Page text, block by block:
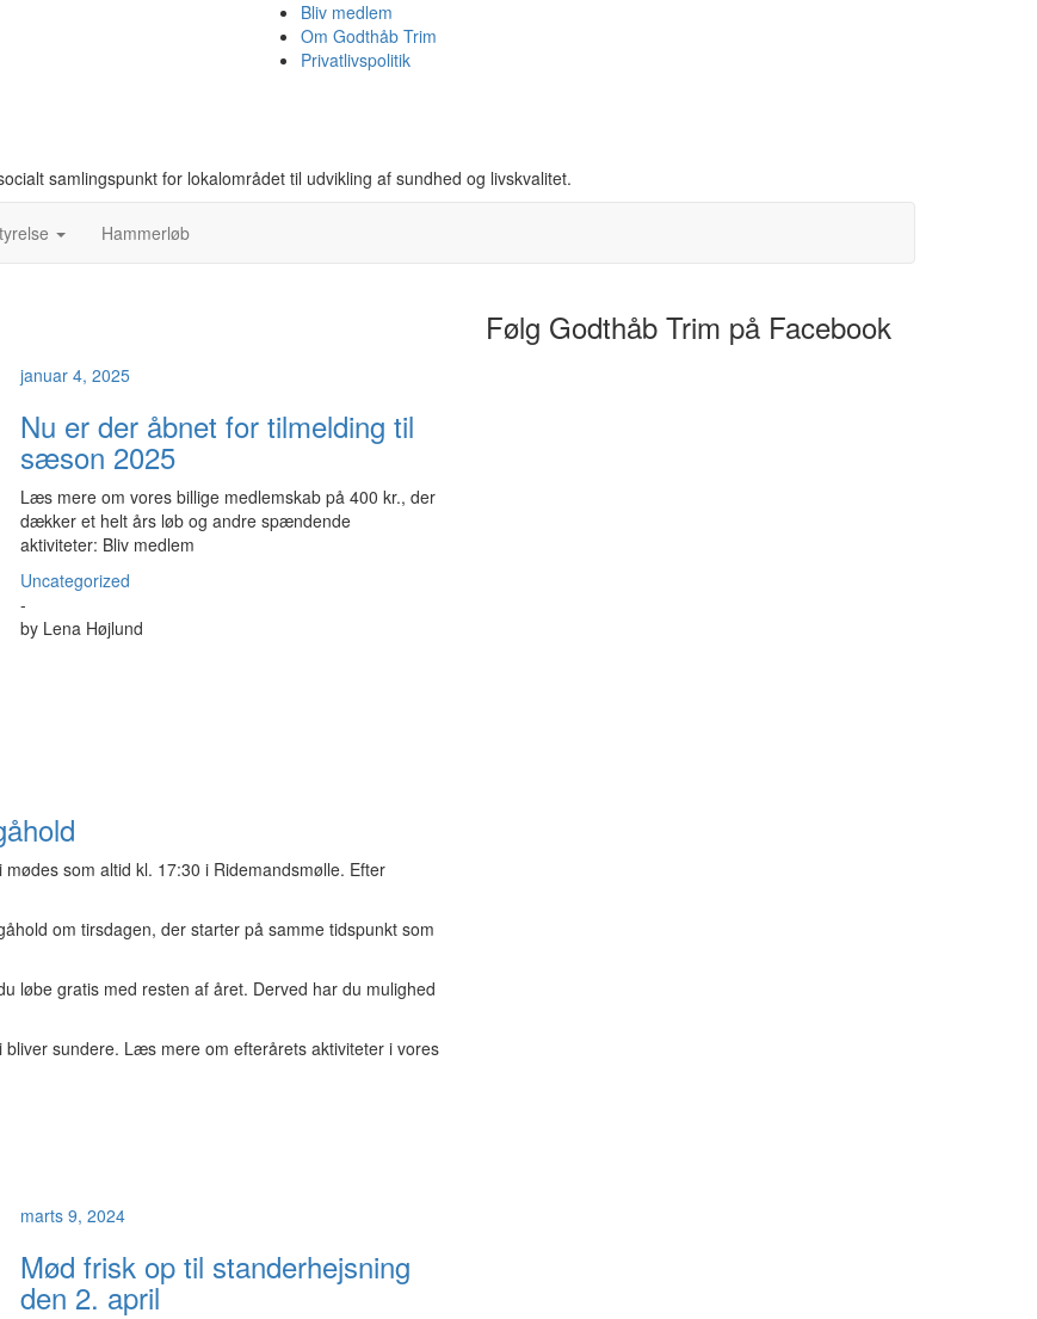
Bliv medlem
Om Godthåb Trim
Privatlivspolitik
samlingspunkt for lokalområdet til udvikling af sundhed og livskvalitet.
Hammerløb
januar 4, 2025
Nu er der åbnet for tilmelding til
sæson 2025
Læs mere om vores billige medlemskab på 400 kr., der
dækker et helt års løb og andre spændende
aktiviteter: Bliv medlem
Uncategorized
-
by Lena Højlund
som altid kl. 17:30 i Ridemandsmølle. Efter
om tirsdagen, der starter på samme tidspunkt som
løbe gratis med resten af året. Derved har du mulighed
sundere. Læs mere om efterårets aktiviteter i vores
marts 9, 2024
Mød frisk op til standerhejsning
den 2. april
Følg Godthåb Trim på Facebook